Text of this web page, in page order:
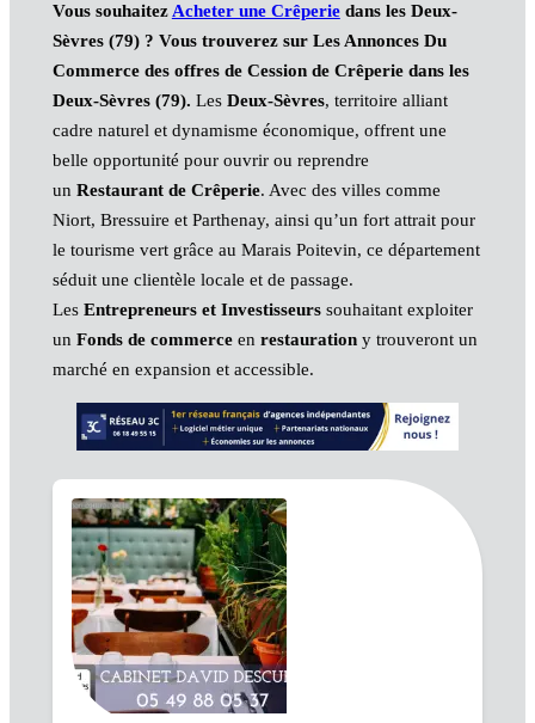
Vous souhaitezAcheter une Crêperie dans les Deux-
Sèvres (79) ? Vous trouverez sur Les Annonces Du
Commerce des offres de Cession de Crêperie dans les
Deux-Sèvres (79). Les Deux-Sèvres, territoire alliant
cadre naturel et dynamisme économique, offrent une
belle opportunité pour ouvrir ou reprendre
un Restaurant de Crêperie. Avec des villes comme
Niort, Bressuire et Parthenay, ainsi qu’un fort attrait pour
le tourisme vert grâce au Marais Poitevin, ce département
séduit une clientèle locale et de passage.
Les Entrepreneurs et Investisseurssouhaitant exploiter
un Fonds de commerceen restaurationy trouveront un
marché en expansion et accessible.